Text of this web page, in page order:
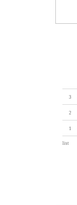
3
2
1
list